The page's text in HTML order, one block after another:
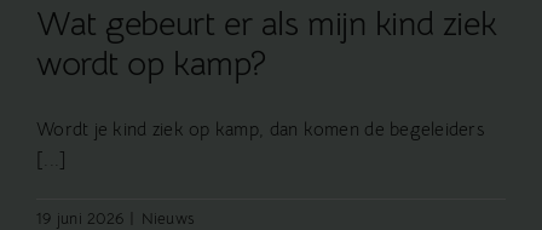
Wat gebeurt er als mijn kind ziek
wordt op kamp?
Wordt je kind ziek op kamp, dan komen de begeleiders
[...]
19 juni 2026
Nieuws